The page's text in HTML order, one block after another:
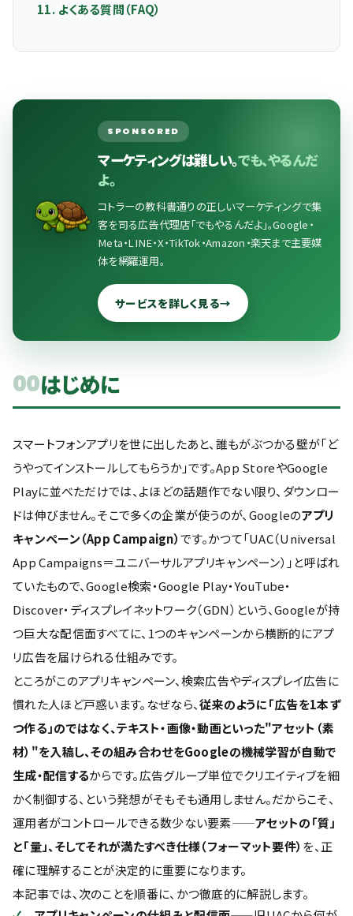
11. よくある質問（FAQ）
SPONSORED
マーケティングは難しい。でも、やるんだ
よ。
コトラーの教科書通りの正しいマーケティングで集
客を司る広告代理店「でもやるんだよ」。Google・
Meta・LINE・X・TikTok・Amazon・楽天まで主要媒
体を網羅運用。
サービスを詳しく見る→
00はじめに
スマートフォンアプリを世に出したあと、誰もがぶつかる壁が「ど
うやってインストールしてもらうか」です。App StoreやGoogle
Playに並べただけでは、よほどの話題作でない限り、ダウンロー
ドは伸びません。そこで多くの企業が使うのが、Googleのアプリ
キャンペーン（App Campaign）です。かつて「UAC（Universal
App Campaigns＝ユニバーサルアプリキャンペーン）」と呼ばれ
ていたもので、Google検索・Google Play・YouTube・
Discover・ディスプレイネットワーク（GDN）という、Googleが持
つ巨大な配信面すべてに、1つのキャンペーンから横断的にアプ
リ広告を届けられる仕組みです。
ところがこのアプリキャンペーン、検索広告やディスプレイ広告に
慣れた人ほど戸惑います。なぜなら、従来のように「広告を1本ず
つ作る」のではなく、テキスト・画像・動画といった"アセット（素
材）"を入稿し、その組み合わせをGoogleの機械学習が自動で
生成・配信するからです。広告グループ単位でクリエイティブを細
かく制御する、という発想がそもそも通用しません。だからこそ、
運用者がコントロールできる数少ない要素——アセットの「質」
と「量」、そしてそれが満たすべき仕様（フォーマット要件） を、正
確に理解することが決定的に重要になります。
本記事では、次のことを順番に、かつ徹底的に解説します。